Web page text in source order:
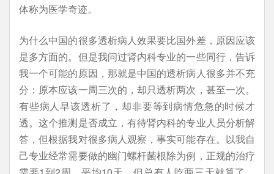
体称为医学奇迹。
为什么中国的很多透析病人效果要比国外差，原因应该
是多方面的。但是我问过肾内科专业的一些同行，告诉
我一个可能的原因，那就是中国的透析病人很多并不充
分：原本应该一周三次的，却只透析两次，甚至一次。
有些病人早该透析了，却非要等到病情危急的时候才
透。这个推测是否成立，有待肾内科的专业人员分析解
答，但根据我对很多病人观察，事实可能存在。以我自
己专业经常需要做的幽门螺杆菌根除为例，正规的治疗